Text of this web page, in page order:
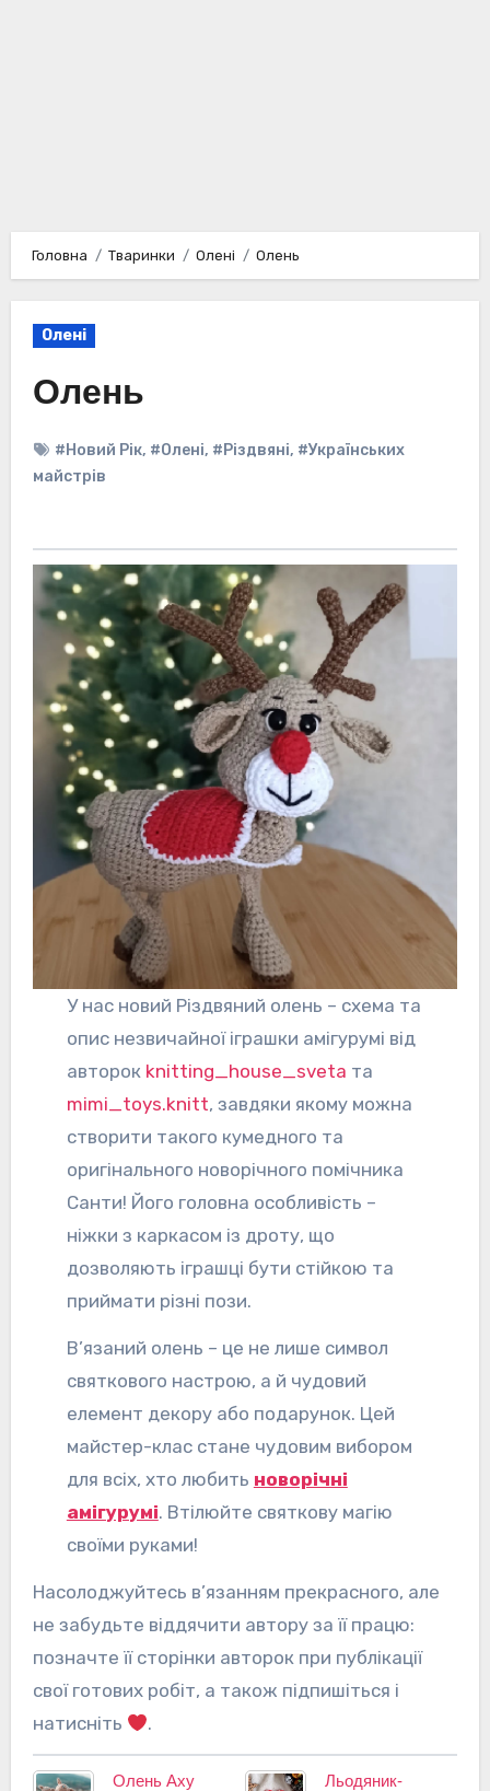
Головна Тваринки Олені Олень
Олені
Олень
#Новий Рік, #Олені, #Різдвяні, #Українських
майстрів
У нас новий Різдвяний олень – схема та
опис незвичайної іграшки амігурумі від
авторок knitting_house_sveta та
mimi_toys.knitt, завдяки якому можна
створити такого кумедного та
оригінального новорічного помічника
Санти! Його головна особливість –
ніжки з каркасом із дроту, що
дозволяють іграшці бути стійкою та
приймати різні пози.
В’язаний олень – це не лише символ
святкового настрою, а й чудовий
елемент декору або подарунок. Цей
майстер-клас стане чудовим вибором
для всіх, хто любить новорічні
амігурумі. Втілюйте святкову магію
своїми руками!
Насолоджуйтесь в’язанням прекрасного, але
не забудьте віддячити автору за її працю:
позначте її сторінки авторок при публікації
свої готових робіт, а також підпишіться і
натисніть
.
Олень Аху
Льодяник-